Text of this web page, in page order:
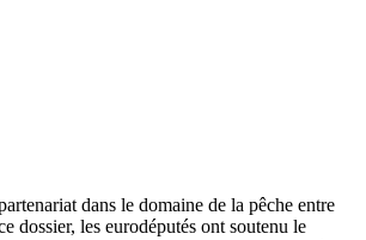
dans le domaine de la pêche entre
dossier, les eurodéputés ont soutenu le